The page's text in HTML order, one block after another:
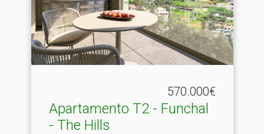
570.000€
Apartamento T2 - Funchal
- The Hills